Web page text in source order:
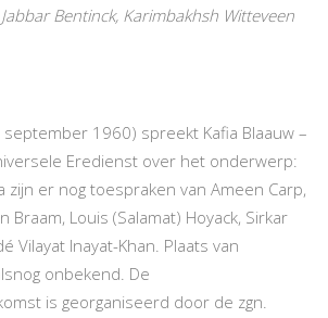
Bentinck, Karimbakhsh Witteveen
september 1960) spreekt Kafia Blaauw –
Eredienst over het onderwerp:
zijn er nog toespraken van Ameen Carp,
Braam, Louis (Salamat) Hoyack, Sirkar
Vilayat Inayat-Khan. Plaats van
onbekend. De
is georganiseerd door de zgn.